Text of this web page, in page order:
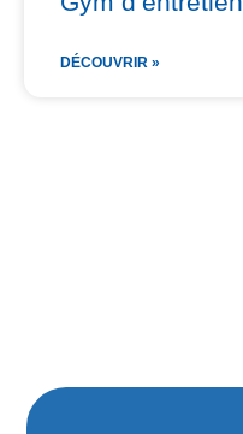
DÉCOUVRIR »